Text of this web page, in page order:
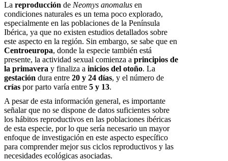
La reproducción de Neomys anomalus en
condiciones naturales es un tema poco explorado,
especialmente en las poblaciones de la Península
Ibérica, ya que no existen estudios detallados sobre
este aspecto en la región. Sin embargo, se sabe que en
Centroeuropa, donde la especie también está
presente, la actividad sexual comienza a principios de
la primavera y finaliza a inicios del otoño. La
gestación dura entre 20 y 24 días, y el número de
crías por parto varía entre 5 y 13.
A pesar de esta información general, es importante
señalar que no se dispone de datos suficientes sobre
los hábitos reproductivos en las poblaciones ibéricas
de esta especie, por lo que sería necesario un mayor
enfoque de investigación en este aspecto específico
para comprender mejor sus ciclos reproductivos y las
necesidades ecológicas asociadas.